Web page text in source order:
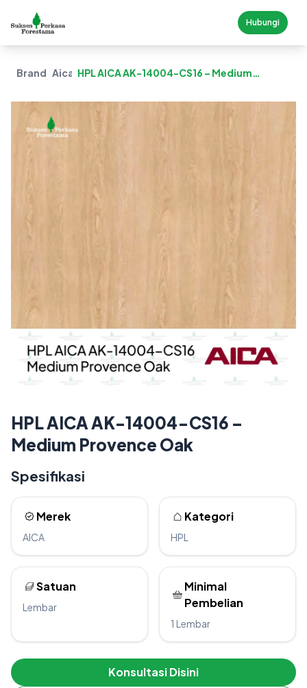
Hubungi
Brand Aica HPL AICA AK-14004-CS16 – Medium
HPL AICA AK-14004-CS16 –
Medium Provence Oak
Spesifikasi
Merek
AICA
Kategori
HPL
Satuan
Lembar
Minimal
Pembelian
1 Lembar
Konsultasi Disini